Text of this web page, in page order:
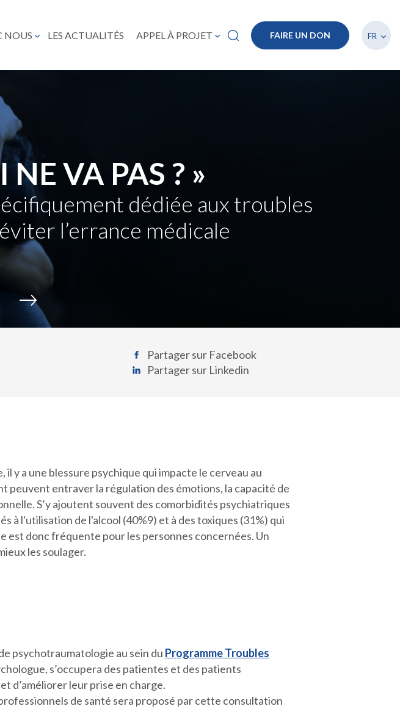
NOUS LES ACTUALITÉS APPEL À PROJET FAIRE UN DON FR
Lister
NE VA PAS ? »
dédiée aux troubles
l’errance médicale
Partager sur Facebook
Partager sur Linkedin
y a une blessure psychique qui impacte le cerveau au
peuvent entraver la régulation des émotions, la capacité de
S’y ajoutent souvent des comorbidités psychiatriques
à l'utilisation de l'alcool (40%9) et à des toxiques (31%) qui
est donc fréquente pour les personnes concernées. Un
les soulager.
psychotraumatologie au sein du Programme Troubles
s’occupera des patientes et des patients
d’améliorer leur prise en charge.
de santé sera proposé par cette consultation